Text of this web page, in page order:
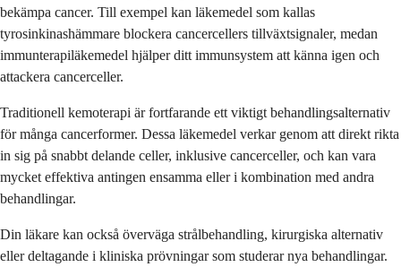
bekämpa cancer. Till exempel kan läkemedel som kallas
tyrosinkinashämmare blockera cancercellers tillväxtsignaler, medan
immunterapiläkemedel hjälper ditt immunsystem att känna igen och
attackera cancerceller.
Traditionell kemoterapi är fortfarande ett viktigt behandlingsalternativ
för många cancerformer. Dessa läkemedel verkar genom att direkt rikta
in sig på snabbt delande celler, inklusive cancerceller, och kan vara
mycket effektiva antingen ensamma eller i kombination med andra
behandlingar.
Din läkare kan också överväga strålbehandling, kirurgiska alternativ
eller deltagande i kliniska prövningar som studerar nya behandlingar.